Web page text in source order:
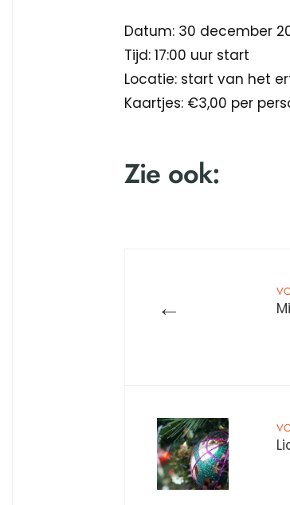
Datum: 30 december
Tijd: 17:00 uur start
Locatie: start van het
Kaartjes: €3,00 per
Zie ook:
←